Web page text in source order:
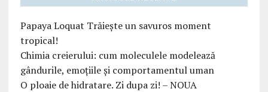
Papaya Loquat Trăiește un savuros moment
tropical!
Chimia creierului: cum moleculele modelează
gândurile, emoțiile și comportamentul uman
O ploaie de hidratare. Zi dupa zi! – NOUA